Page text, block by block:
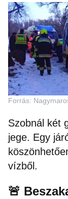
Forrás:
Szobnál két
jege. Egy
vízből.
🚨